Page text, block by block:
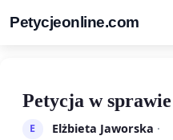
Petycjeonline.com
Petycja w
E Elżbieta Jaworska ·